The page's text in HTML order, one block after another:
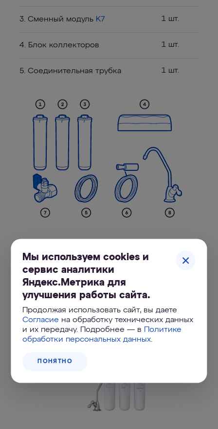
3. Сменный модуль K7 1 шт.
4. Блок коллекторов 1 шт.
5. Соединительная трубка 1 шт.
показать все
Купить АКВАФОР Кристалл А
Мы используем cookies и
сервис аналитики
Яндекс.Метрика для
улучшения работы сайта.
Продолжая использовать сайт, вы даете
Согласие на обработку технических данных
и их передачу. Подробнее — в Политике
обработки персональных данных.
ПОНЯТНО